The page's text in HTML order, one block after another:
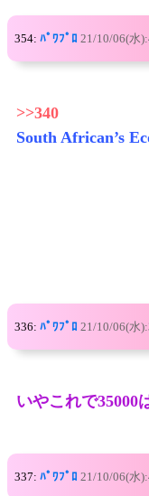
354: ﾊﾟﾜﾌﾟﾛ 21/10/06(水
>>340
South African’s
336: ﾊﾟﾜﾌﾟﾛ 21/10/06(水
いやこれで35000
337: ﾊﾟﾜﾌﾟﾛ 21/10/06(水